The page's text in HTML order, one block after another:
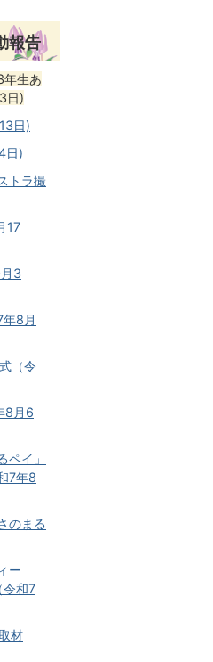
報告
年生あ
日)
日)
日)
トラ撮
17
3
8月
（令
8月6
ペイ」
7年8
のまる
ー
令和7
材